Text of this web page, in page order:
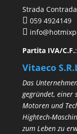
Strada
059 4924149
Partita IVA/C.F.
Vitaeco
Das
gegründet, einer
Motoren und
Hightech-
zum Leben zu